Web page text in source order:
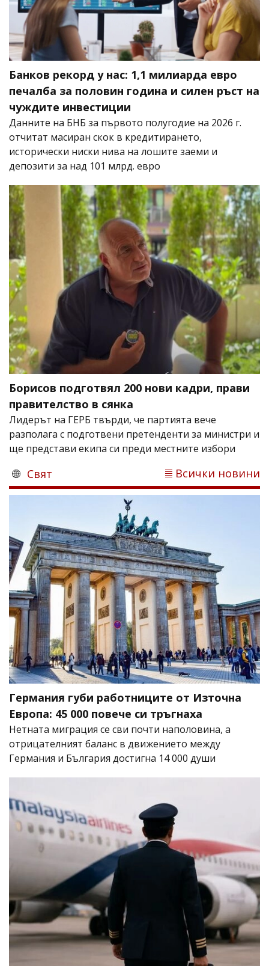
Банков рекорд у нас: 1,1 милиарда евро
печалба за половин година и силен ръст на
чуждите инвестиции
Данните на БНБ за първото полугодие на 2026 г.
отчитат масиран скок в кредитирането,
исторически ниски нива на лошите заеми и
депозити за над 101 млрд. евро
Борисов подготвял 200 нови кадри, прави
правителство в сянка
Лидерът на ГЕРБ твърди, че партията вече
разполага с подготвени претенденти за министри и
ще представи екипа си преди местните избори
Свят Всички новини
Германия губи работниците от Източна
Европа: 45 000 повече си тръгнаха
Нетната миграция се сви почти наполовина, а
отрицателният баланс в движението между
Германия и България достигна 14 000 души